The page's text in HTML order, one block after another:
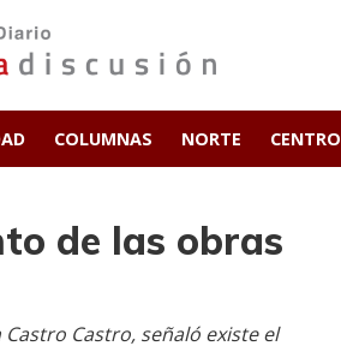
COLUMNAS NORTE CENTRO
de las obras
Castro, señaló existe el